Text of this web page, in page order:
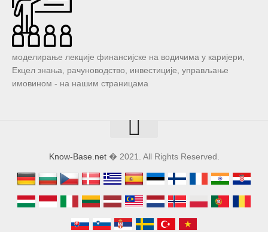
моделирање лекције финансијске на водичима у каријери,
Екцел знања, рачуноводство, инвестиције, управљање
имовином - на нашим страницама
Know-Base.net� 2021. All Rights Reserved.